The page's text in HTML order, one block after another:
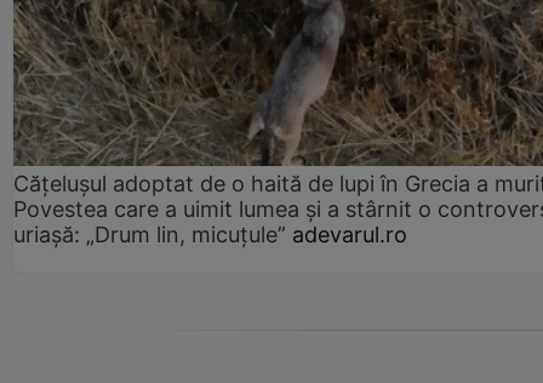
Cățelușul adoptat de o haită de lupi în Grecia a
Povestea care a uimit lumea și a stârnit o
uriașă: „Drum lin, micuțule” adevarul.ro